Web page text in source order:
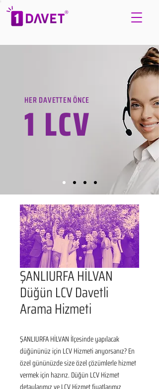
HER DAVETTEN ÖNCE
1 LCV
ŞANLIURFA HİLVAN
Düğün LCV Davetli
Arama Hizmeti
ŞANLIURFA HİLVAN İlçesinde yapılacak
düğününüz için LCV Hizmeti arıyorsanız? En
özel gününüzde size özel çözümlerle hizmet
vermek için hazırız. Düğün LCV Hizmet